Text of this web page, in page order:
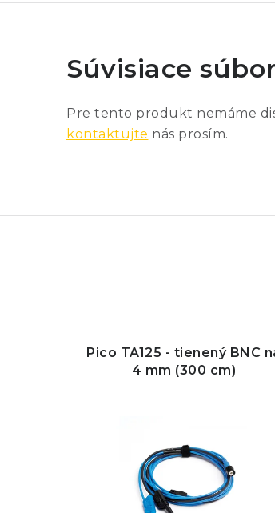
Súvisiace
Pre tento produkt nemáme
kontaktujte nás prosím.
Pico TA125 - tienený BNC
4 mm (300 cm)